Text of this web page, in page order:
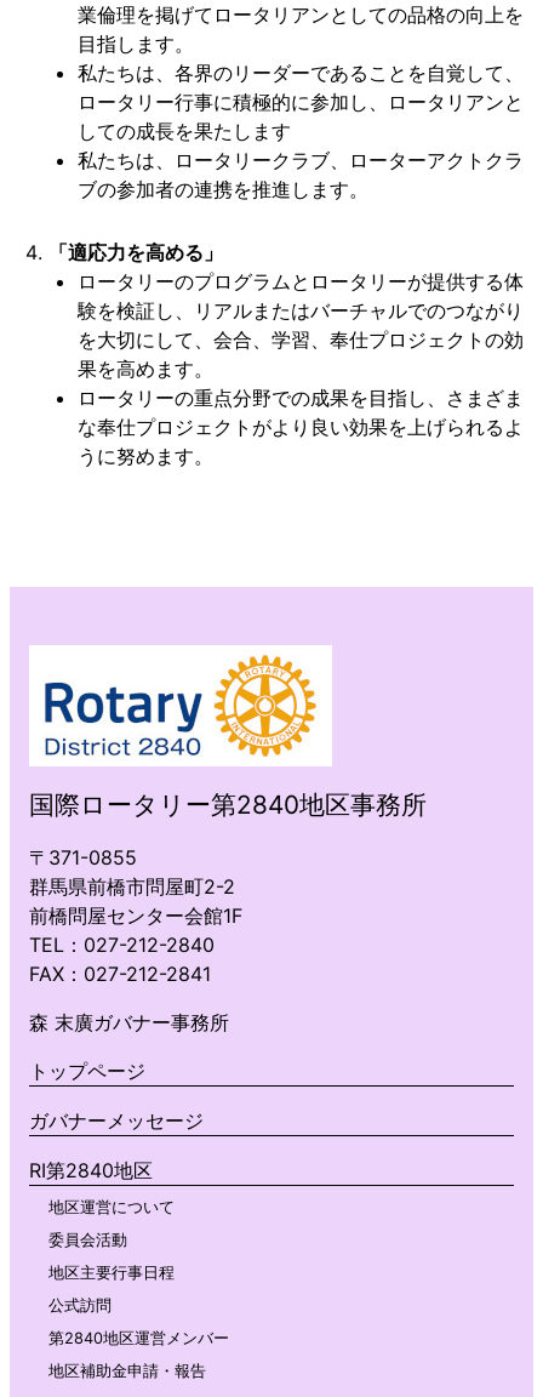
業倫理を掲げてロータリアンとしての品格の向上を
目指します。
私たちは、各界のリーダーであることを自覚して、
ロータリー行事に積極的に参加し、ロータリアンと
しての成長を果たします
私たちは、ロータリークラブ、ローターアクトクラ
ブの参加者の連携を推進します。
「適応力を高める」
ロータリーのプログラムとロータリーが提供する体
験を検証し、リアルまたはバーチャルでのつながり
を大切にして、会合、学習、奉仕プロジェクトの効
果を高めます。
ロータリーの重点分野での成果を目指し、さまざま
な奉仕プロジェクトがより良い効果を上げられるよ
うに努めます。
国際ロータリー第2840地区事務所
〒371-0855
群馬県前橋市問屋町2-2
前橋問屋センター会館1F
TEL：027-212-2840
FAX：027-212-2841
森 末廣ガバナー事務所
トップページ
ガバナーメッセージ
RI第2840地区
地区運営について
委員会活動
地区主要行事日程
公式訪問
第2840地区運営メンバー
地区補助金申請・報告